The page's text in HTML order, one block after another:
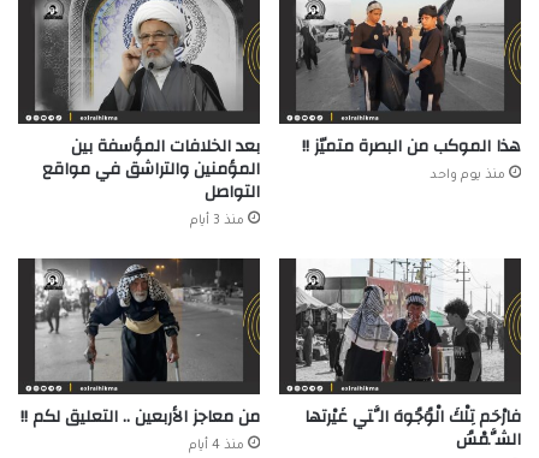
هذا الموكب من البصرة متميّز !!
منذ يوم واحد
بعد الخلافات المؤسفة بين
المؤمنين والتراشق في مواقع
التواصل
منذ 3 أيام
فارْحَم تِلْكَ الْوُجُوهَ الَّتي غَيْرتها
الشَّمْسُ
من معاجز الأربعين .. التعليق لكم !!
منذ 4 أيام